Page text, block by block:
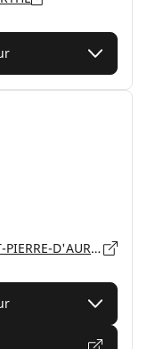
Avenue de la Libération, 33490 SAINT-PIERRE-D'AURILLAC